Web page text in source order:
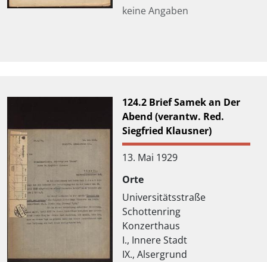
keine Angaben
124.2 Brief Samek an Der
Abend (verantw. Red.
Siegfried Klausner)
13. Mai 1929
Orte
Universitätsstraße
Schottenring
Konzerthaus
I., Innere Stadt
IX., Alsergrund